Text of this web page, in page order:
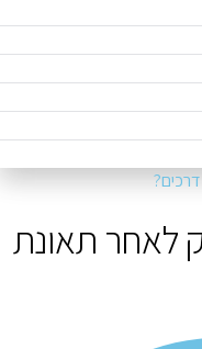
לאחר תאונת